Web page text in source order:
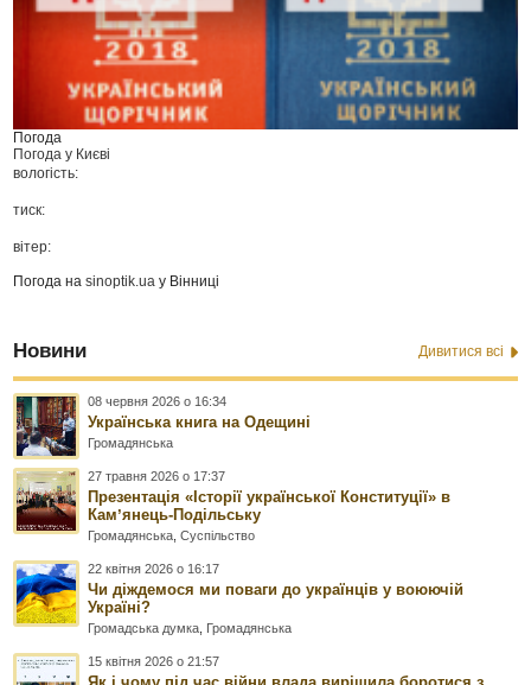
Погода
Погода у Києві
вологість:
тиск:
вітер:
Погода наsinoptik.ua у Вінниці
Новини Дивитися всі
08 червня 2026 о 16:34
Українська книга на Одещині
Громадянська
27 травня 2026 о 17:37
Презентація «Історії української Конституції» в
Камʼянець-Подільську
Громадянська ,Суспільство
22 квітня 2026 о 16:17
Чи діждемося ми поваги до українців у воюючій
Україні?
Громадська думка Громадянська
15 квітня 2026 о 21:57